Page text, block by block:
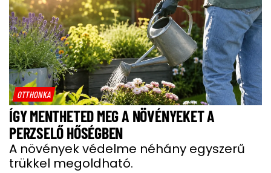
OTTHONKA
ÍGY MENTHETED MEG A NÖVÉNYEKET A
PERZSELŐ HŐSÉGBEN
A növények védelme néhány egyszerű
trükkel megoldható.